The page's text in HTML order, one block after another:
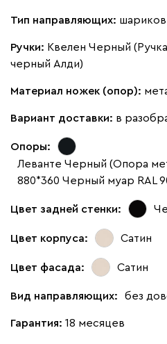
Тип направляющих:
Ручки: Квелен Черный
черный Алди)
Материал ножек (опор):
Вариант доставки: в
Опоры:
Леванте Черный (Опора
880*360 Черный муар RAL
Цвет задней стенки:
Цвет корпуса: Сатин
Цвет фасада: Сатин
Вид направляющих: без
Гарантия: 18 месяцев